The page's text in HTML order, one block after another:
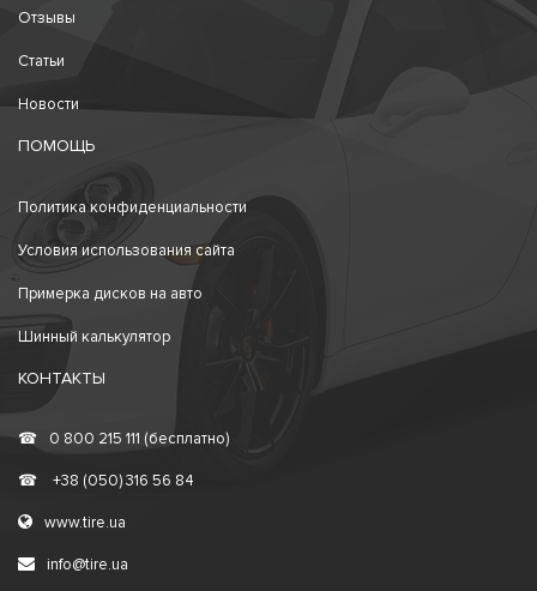
Отзывы
Статьи
Новости
ПОМОЩЬ
Политика конфиденциальности
Условия использования сайта
Примерка дисков на авто
Шинный калькулятор
КОНТАКТЫ
☎ 0 800 215 111 (бесплатно)
☎ +38 (050) 316 56 84
www.tire.ua
info@tire.ua